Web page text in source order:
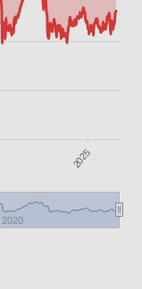
2025
2020